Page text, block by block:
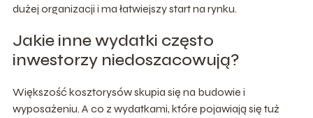
dużej organizacji i ma łatwiejszy start na rynku.
Jakie inne wydatki często
inwestorzy niedoszacowują?
Większość kosztorysów skupia się na budowie i
wyposażeniu. A co z wydatkami, które pojawiają się tuż